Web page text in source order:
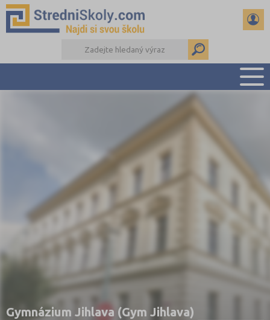
PŘEHLED ŠKOL
PŘÍPRAVA NA PŘIJÍMAČKY
DŮLEŽITÉ TERMÍNY
REFERÁTY A SEMINÁRKY
DALŠÍ DRUHY ŠKOL
Gymnázium Jihlava (Gym Jihlava)